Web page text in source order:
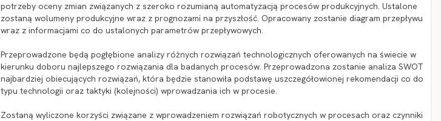
potrzeby oceny zmian związanych z szeroko rozumianą automatyzacją procesów produkcyjnych. Ustalone
zostaną wolumeny produkcyjne wraz z prognozami na przyszłość. Opracowany zostanie diagram przepływu
wraz z informacjami co do ustalonych parametrów przepływowych.
Przeprowadzone będą pogłębione analizy różnych rozwiązań technologicznych oferowanych na świecie w
kierunku doboru najlepszego rozwiązania dla badanych procesów. Przeprowadzona zostanie analiza SWOT
najbardziej obiecujących rozwiązań, która będzie stanowiła podstawę uszczegółowionej rekomendacji co do
typu technologii oraz taktyki (kolejności) wprowadzania ich w procesie.
Zostaną wyliczone korzyści związane z wprowadzeniem rozwiązań robotycznych w procesach oraz czynniki